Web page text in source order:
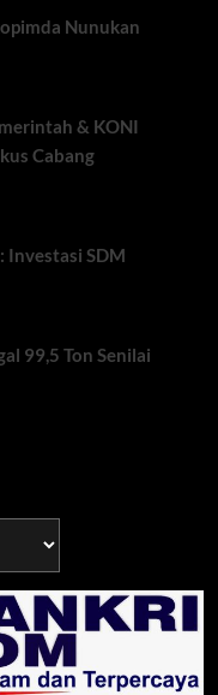
Nunukan
& KONI
Cabang
Investasi SDM
99,5 Ton Senilai